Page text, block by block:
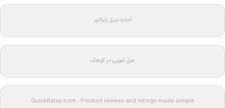
اجاره دیزل ژنراتور
مبل شویی در کوهک
QuickRatey.com : Product reviews and ratings made simple